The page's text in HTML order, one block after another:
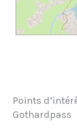
Points
Gothardpass